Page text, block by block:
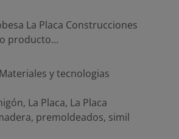
La Placa Construcciones
producto…
Materiales y tecnologias
, La Placa, La Placa
, premoldeados, simil